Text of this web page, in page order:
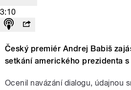
3:10
Český premiér Andrej Babiš
setkání amerického prezidenta
Ocenil navázání dialogu, údajnou